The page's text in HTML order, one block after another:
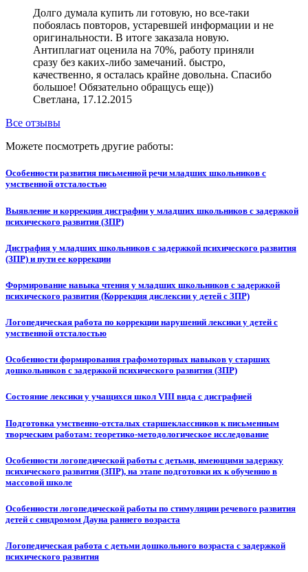
Долго думала купить ли готовую, но все-таки
побоялась повторов, устаревшей информации и не
оригинальности. В итоге заказала новую.
Антиплагиат оценила на 70%, работу приняли
сразу без каких-либо замечаний. быстро,
качественно, я осталась крайне довольна. Спасибо
большое! Обязательно обращусь еще))
Светлана, 17.12.2015
Все отзывы
Можете посмотреть другие работы:
Особенности развития письменной речи младших школьников с
умственной отсталостью
Выявление и коррекция дисграфии у младших школьников с задержкой
психического развития (ЗПР)
Дисграфия у младших школьников с задержкой психического развития
(ЗПР) и пути ее коррекции
Формирование навыка чтения у младших школьников с задержкой
психического развития (Коррекция дислексии у детей с ЗПР)
Логопедическая работа по коррекции нарушений лексики у детей с
умственной отсталостью
Особенности формирования графомоторных навыков у старших
дошкольников с задержкой психического развития (ЗПР)
Состояние лексики у учащихся школ VIII вида с дисграфией
Подготовка умственно-отсталых старшеклассников к письменным
творческим работам: теоретико-методологическое исследование
Особенности логопедической работы с детьми, имеющими задержку
психического развития (ЗПР), на этапе подготовки их к обучению в
массовой школе
Особенности логопедической работы по стимуляции речевого развития
детей с синдромом Дауна раннего возраста
Логопедическая работа с детьми дошкольного возраста с задержкой
психического развития